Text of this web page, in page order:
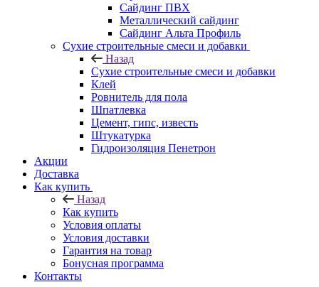
Сайдинг ПВХ
Металлический сайдинг
Сайдинг Альта Профиль
Сухие строительные смеси и добавки
Назад
Сухие строительные смеси и добавки
Клей
Ровнитель для пола
Шпатлевка
Цемент, гипс, известь
Штукатурка
Гидроизоляция Пенетрон
Акции
Доставка
Как купить
Назад
Как купить
Условия оплаты
Условия доставки
Гарантия на товар
Бонусная программа
Контакты